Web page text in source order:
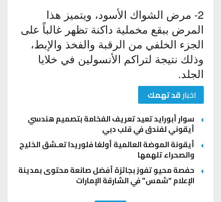
2- مرض الشواك الأسود، ويتميز هذا
المرض ببقع مخملية داكنة تظهر غالباً على
الجزء الخلفي من الرقبة والفخذ والإبط،
وذلك نتيجة لتراكم الأنسولين في خلايا
الجلد.
اخبارقد تهمك
سوار أبورايد تعيد تعريف الفخامة بتصميم هندسي
أيقوني لفندق في قلب دبي
أيقونة الموضة العالمية أولغا فلوريدا تعـشق الخليج
والصحراء تلهمها
حفصة محيو تفوز بجائزة أفضل صانعة محتوى بمدينة
الإعلام “شمس” في الشارقة الإمارات